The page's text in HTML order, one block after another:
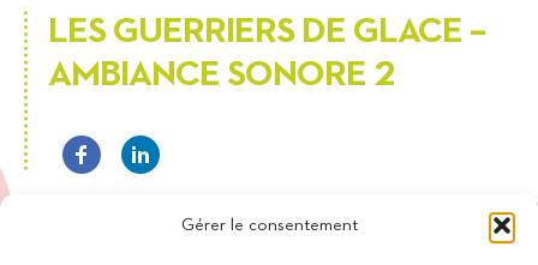
Gérer le consentement
LES GUERRIERS DE GLACE –
AMBIANCE SONORE 2